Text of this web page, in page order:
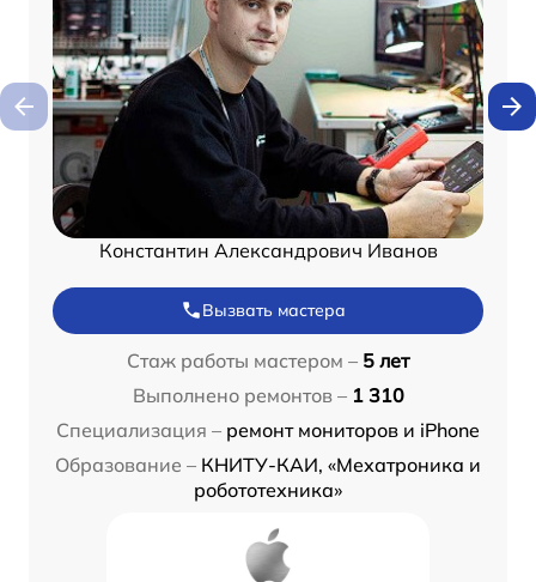
Константин Александрович Иванов
Вызвать мастера
Стаж работы мастером – 5 лет
Выполнено ремонтов – 1 310
Специализация – ремонт мониторов и iPhone
Образование – КНИТУ-КАИ, «Мехатроника и
робототехника»